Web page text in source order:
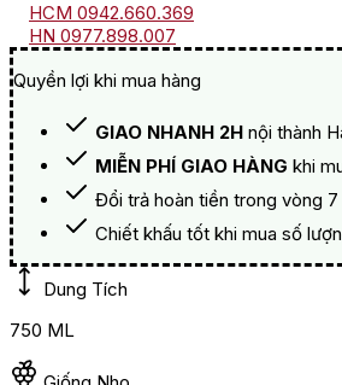
HCM 0942.660.369
HN 0977.898.007
Quyền lợi khi mua hàng
GIAO NHANH 2H nội thành
MIỄN PHÍ GIAO HÀNG khi
Đổi trả hoàn tiền trong vòng 7
Chiết khấu tốt khi mua số
Dung Tích
750 ML